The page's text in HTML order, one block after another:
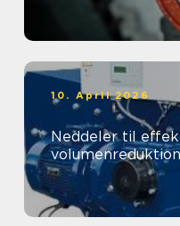
10. April 2026
Neddeler til
volumenreduktion